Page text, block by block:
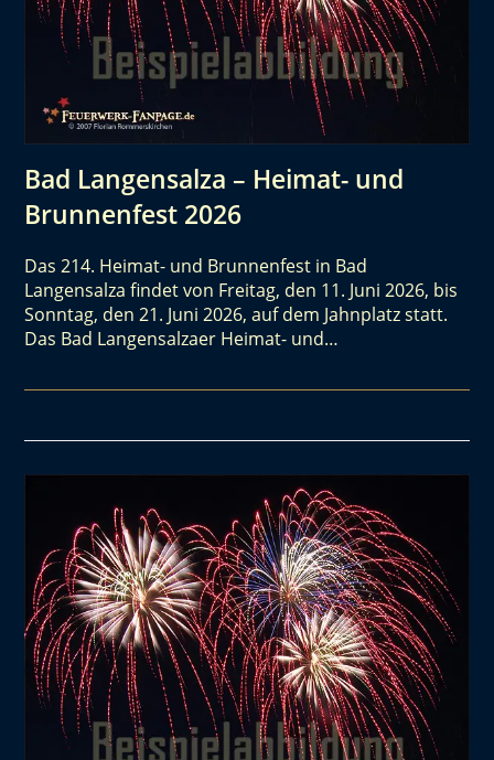
Bad Langensalza – Heimat- und
Brunnenfest 2026
Das 214. Heimat- und Brunnenfest in Bad
Langensalza findet von Freitag, den 11. Juni 2026, bis
Sonntag, den 21. Juni 2026, auf dem Jahnplatz statt.
Das Bad Langensalzaer Heimat- und…